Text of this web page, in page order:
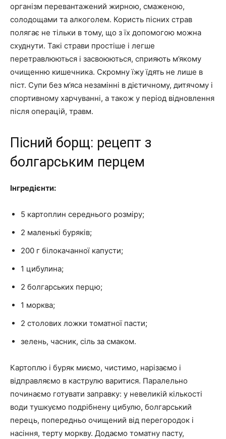
організм перевантажений жирною, смаженою,
солодощами та алкоголем. Користь пісних страв
полягає не тільки в тому, що з їх допомогою можна
схуднути. Такі страви простіше і легше
перетравлюються і засвоюються, сприяють м’якому
очищенню кишечника. Скромну їжу їдять не лише в
піст. Супи без м’яса незамінні в дієтичному, дитячому і
спортивному харчуванні, а також у період відновлення
після операцій, травм.
Пісний борщ: рецепт з
болгарським перцем
Інгредієнти:
5 картоплин середнього розміру;
2 маленькі буряків;
200 г білокачанної капусти;
1 цибулина;
2 болгарських перцю;
1 морква;
2 столових ложки томатної пасти;
зелень, часник, сіль за смаком.
Картоплю і буряк миємо, чистимо, нарізаємо і
відправляємо в каструлю варитися. Паралельно
починаємо готувати заправку: у невеликій кількості
води тушкуємо подрібнену цибулю, болгарський
перець, попередньо очищений від перегородок і
насіння, терту моркву. Додаємо томатну пасту,